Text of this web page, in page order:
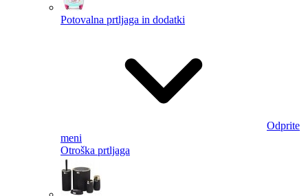
Potovalna prtljaga in dodatki
Odprite
meni
Otroška prtljaga